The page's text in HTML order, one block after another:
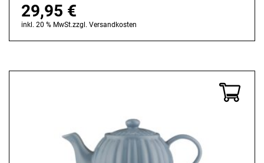
29,95 €
inkl. 20 % MwSt.zzgl. Versandkosten